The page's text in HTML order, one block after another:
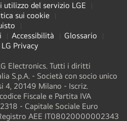
utilizzo del servizio LGE
sui cookie
Accessibilità
Glossario
LG Privacy
Electronics. Tutti i diritti
S.p.A. - Società con socio unico
4, 20149 Milano - Iscriz.
Fiscale e Partita IVA
- Capitale Sociale Euro
AEE IT08020000002343​